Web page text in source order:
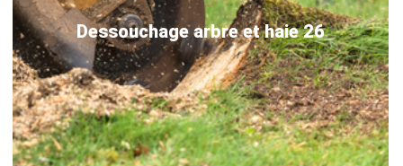
Dessouchage arbre et haie 26